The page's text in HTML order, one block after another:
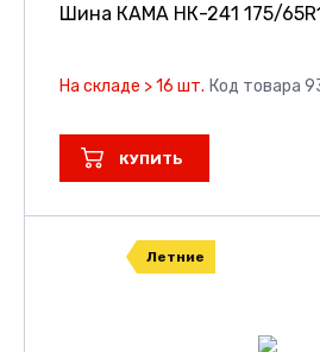
Шина КАМА НК-241 175/
На складе > 16 шт. Код товара
КУПИТЬ
Летние